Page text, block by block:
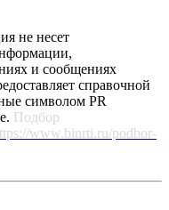
не несет
и сообщениях
справочной
символом PR
Подбор
www.binrti.ru/podbor-